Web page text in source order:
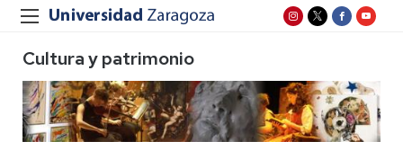
Cultura y patrimonio